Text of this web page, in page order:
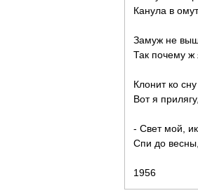
Канула в
Замуж не
Так почему ж
Клонит ко
Вот я
- Свет мой,
Спи до
1956